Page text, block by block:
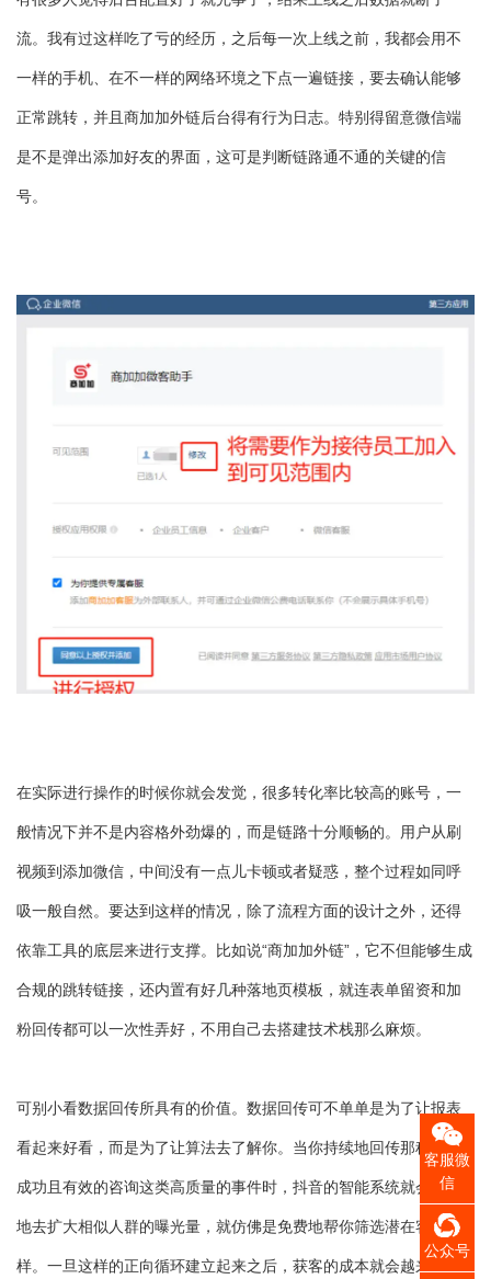
流。我有过这样吃了亏的经历，之后每一次上线之前，我都会用不
一样的手机、在不一样的网络环境之下点一遍链接，要去确认能够
正常跳转，并且商加加外链后台得有行为日志。特别得留意微信端
是不是弹出添加好友的界面，这可是判断链路通不通的关键的信
号。
在实际进行操作的时候你就会发觉，很多转化率比较高的账号，一
般情况下并不是内容格外劲爆的，而是链路十分顺畅的。用户从刷
视频到添加微信，中间没有一点儿卡顿或者疑惑，整个过程如同呼
吸一般自然。要达到这样的情况，除了流程方面的设计之外，还得
依靠工具的底层来进行支撑。比如说“商加加外链”，它不但能够生成
合规的跳转链接，还内置有好几种落地页模板，就连表单留资和加
粉回传都可以一次性弄好，不用自己去搭建技术栈那么麻烦。
可别小看数据回传所具有的价值。数据回传可不单单是为了让报表
看起来好看，而是为了让算法去了解你。当你持续地回传那种加微
成功且有效的咨询这类高质量的事件时，抖音的智能系统就会自动
地去扩大相似人群的曝光量，就仿佛是免费地帮你筛选潜在客户一
样。一旦这样的正向循环建立起来之后，获客的成本就会越来越
客服微
信
公众号